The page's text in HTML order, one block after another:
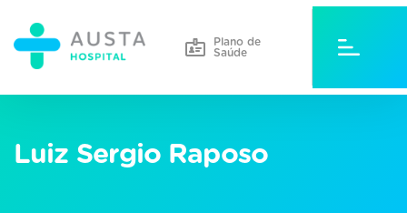
Plano de
Saúde
Luiz Sergio Raposo